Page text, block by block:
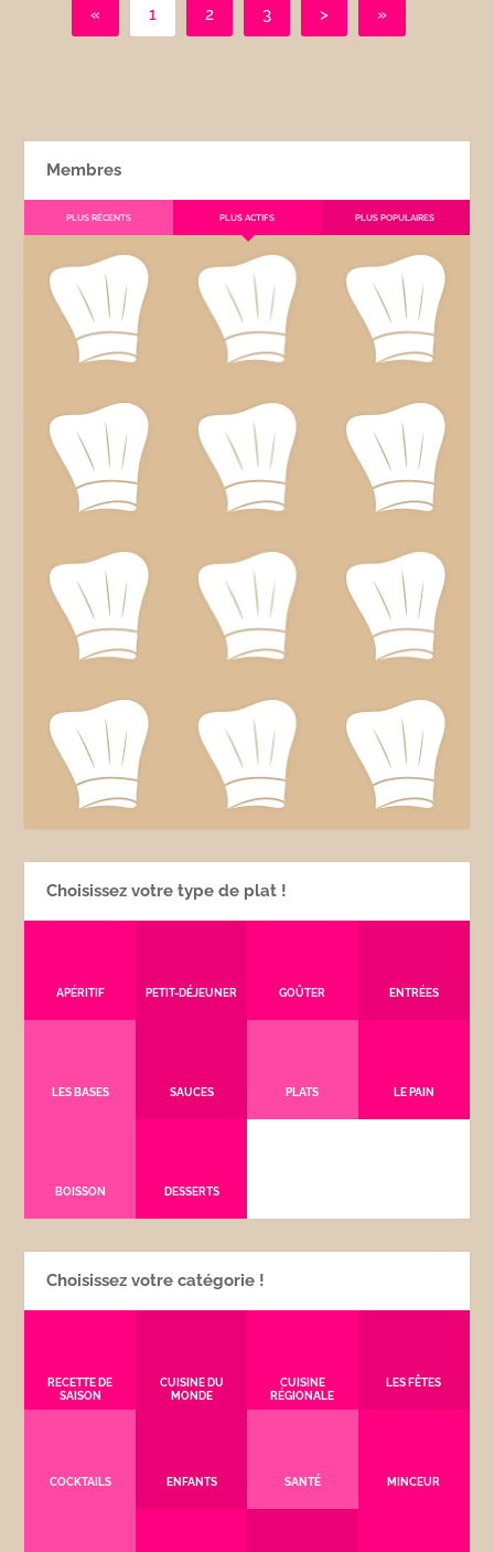
« 1 2 3 > »
Membres
PLUS RÉCENTS PLUS ACTIFS PLUS POPULAIRES
Choisissez votre type de plat !
APÉRITIF PETIT-DÉJEUNER GOÛTER ENTRÉES
LES BASES SAUCES PLATS LE PAIN
BOISSON DESSERTS
Choisissez votre catégorie !
RECETTE DE
SAISON
CUISINE DU
MONDE
CUISINE
RÉGIONALE
LES FÊTES
COCKTAILS ENFANTS SANTÉ MINCEUR